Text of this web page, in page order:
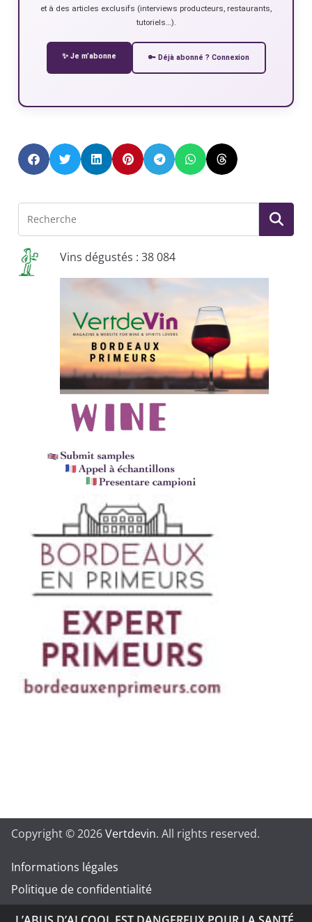
et à des articles exclusifs (interviews producteurs, restaurants,
tutoriels…).
✨ Je m’abonne 🔑 Déjà abonné ? Connexion
Vins dégustés : 38 084
Copyright © 2026Vertdevin. All rights reserved.
Informations légales
Politique de confidentialité